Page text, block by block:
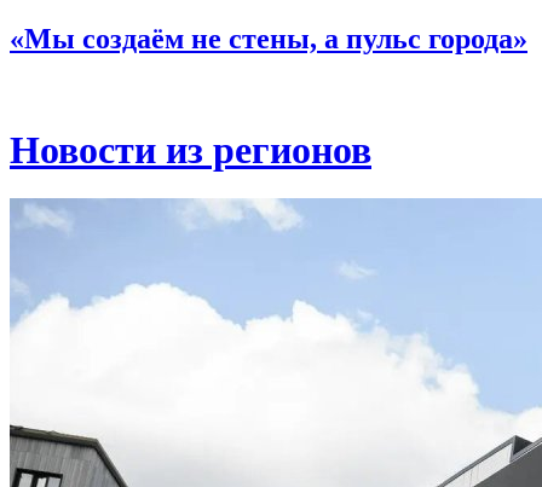
«Мы создаём не стены, а пульс города»
Новости из регионов